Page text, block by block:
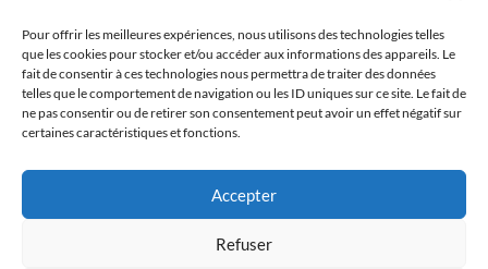
Pour offrir les meilleures expériences, nous utilisons des technologies telles
que les cookies pour stocker et/ou accéder aux informations des appareils. Le
fait de consentir à ces technologies nous permettra de traiter des données
telles que le comportement de navigation ou les ID uniques sur ce site. Le fait de
ne pas consentir ou de retirer son consentement peut avoir un effet négatif sur
certaines caractéristiques et fonctions.
Accepter
Refuser
Vous êtes un établissement public de santé ou un SDIS,
profitez du contrat CAIH-Santé SALOHME pour acquérir
les produits et les services Damaris sans recourir à un
marché spécifique.
contactez-nous